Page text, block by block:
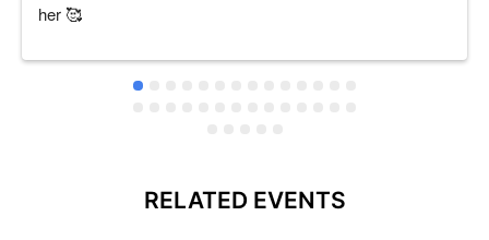
her 🥰
RELATED EVENTS